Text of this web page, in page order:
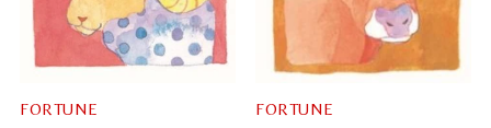
FORTUNE FORTUNE